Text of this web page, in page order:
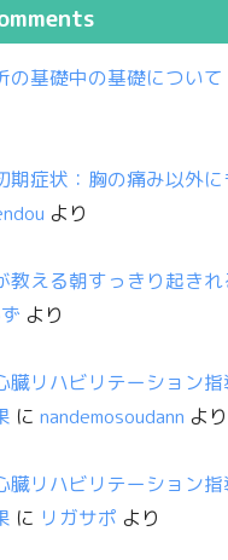
の基礎中の基礎について
期症状：胸の痛み以外
より
教える朝すっきり起き
より
臓リハビリテーション
に nandemosoudann より
臓リハビリテーション
に リガサポ より